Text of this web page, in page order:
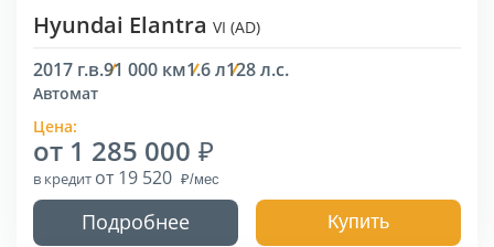
Hyundai Elantra VI (AD)
2017 г.в.91 000 км1.6 л128 л.с.
Автомат
Цена:
от 1 285 000
в кредит от 19 520
Подробнее Купить